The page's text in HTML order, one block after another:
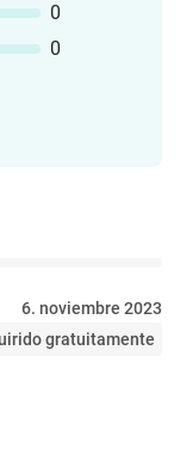
0
0
6. noviembre 2023
gratuitamente